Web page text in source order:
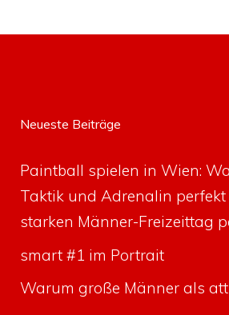
Neueste Beiträge
Paintball spielen in Wien:
Taktik und Adrenalin perfekt
starken Männer-Freizeittag
smart #1 im Portrait
Warum große Männer als